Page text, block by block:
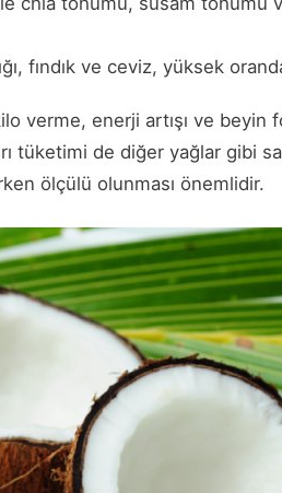
fındık ve ceviz, yüksek
verme, enerji artışı ve beyin
tüketimi de diğer yağlar gibi
ölçülü olunması önemlidir.